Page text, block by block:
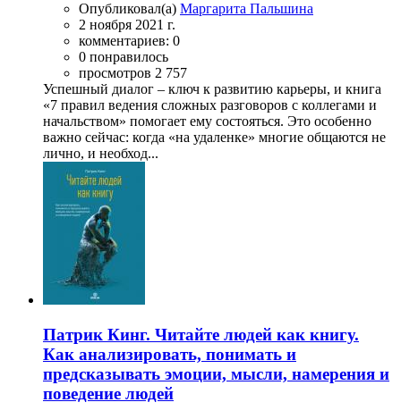
Опубликовал(а) Маргарита Пальшина
2 ноября 2021 г.
комментариев: 0
0 понравилось
просмотров 2 757
Успешный диалог – ключ к развитию карьеры, и книга
«7 правил ведения сложных разговоров с коллегами и
начальством» помогает ему состояться. Это особенно
важно сейчас: когда «на удаленке» многие общаются не
лично, и необход...
Патрик Кинг. Читайте людей как книгу.
Как анализировать, понимать и
предсказывать эмоции, мысли, намерения и
поведение людей